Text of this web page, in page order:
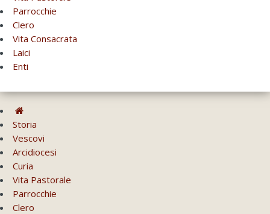
Parrocchie
Clero
Vita Consacrata
Laici
Enti
Storia
Vescovi
Arcidiocesi
Curia
Vita Pastorale
Parrocchie
Clero